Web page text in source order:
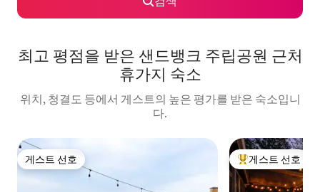
최고 평점을 받은 샌드뱅크 주립공원 근처
휴가지 숙소
위치, 청결도 등에서 게스트의 높은 평가를 받은 숙소입니
다.
게스트 선호
게스트 선호 상위 게스트 선호
게스트 선호